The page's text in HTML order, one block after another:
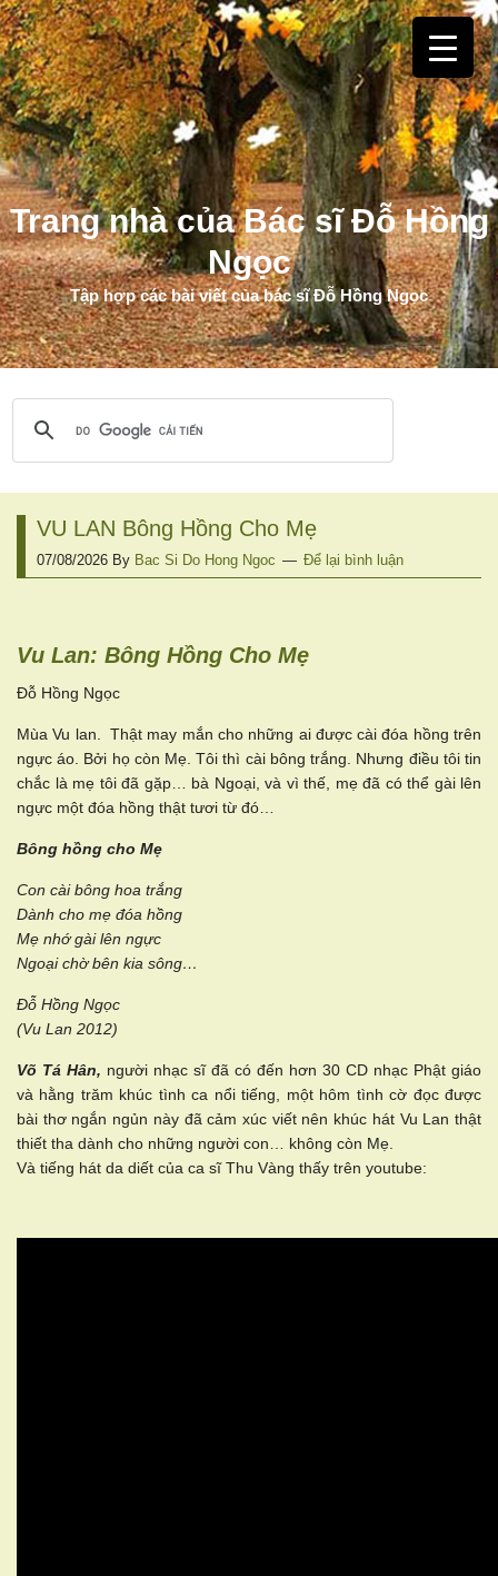
Trang nhà của Bác sĩ Đỗ Hồng
Ngọc
Tập hợp các bài viết của bác sĩ Đỗ Hồng Ngọc
VU LAN Bông Hồng Cho Mẹ
07/08/2026 By Bac Si Do Hong Ngoc Để lại bình luận
Vu Lan: Bông Hồng Cho Mẹ
Đỗ Hồng Ngọc
Mùa Vu lan. Thật may mắn cho những ai được cài đóa hồng trên
ngực áo. Bởi họ còn Mẹ. Tôi thì cài bông trắng. Nhưng điều tôi tin
chắc là mẹ tôi đã gặp… bà Ngoại, và vì thế, mẹ đã có thể gài lên
ngực một đóa hồng thật tươi từ đó…
Bông hồng cho Mẹ
Con cài bông hoa trắng
Dành cho mẹ đóa hồng
Mẹ nhớ gài lên ngực
Ngoại chờ bên kia sông…
Đỗ Hồng Ngọc
(Vu Lan 2012)
Võ Tá Hân, người nhạc sĩ đã có đến hơn 30 CD nhạc Phật giáo
và hằng trăm khúc tình ca nổi tiếng, một hôm tình cờ đọc được
bài thơ ngắn ngủn này đã cảm xúc viết nên khúc hát Vu Lan thật
thiết tha dành cho những người con… không còn Mẹ.
Và tiếng hát da diết của ca sĩ Thu Vàng thấy trên youtube: